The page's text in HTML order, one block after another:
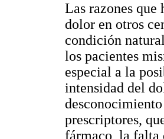
Las razones
dolor en otros
condición
los pacientes
especial a la
intensidad del
prescriptores,
fármaco, la falta